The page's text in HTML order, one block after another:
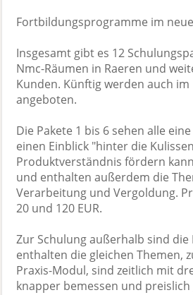
Fortbildungsprogramme im
Insgesamt gibt es 12
Nmc-Räumen in Raeren und
Kunden. Künftig werden auch
angeboten.
Die Pakete 1 bis 6 sehen alle
einen Einblick "hinter die
Produktverständnis fördern
und enthalten außerdem die
Verarbeitung und Vergoldung.
20 und 120 EUR.
Zur Schulung außerhalb sind die
enthalten die gleichen Themen,
Praxis-Modul, sind zeitlich mit
knapper bemessen und preislich